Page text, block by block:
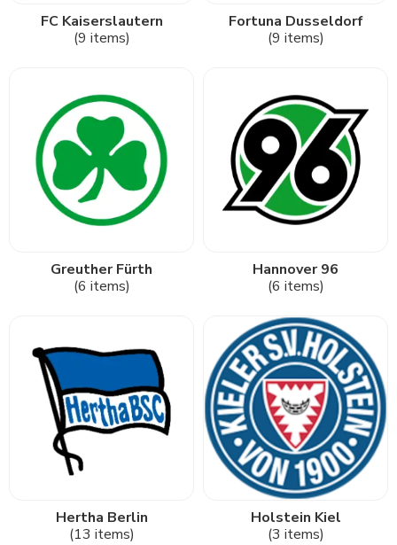
FC Kaiserslautern
(9 items)
Fortuna Dusseldorf
(9 items)
Greuther Fürth
(6 items)
Hannover 96
(6 items)
Hertha Berlin
(13 items)
Holstein Kiel
(3 items)